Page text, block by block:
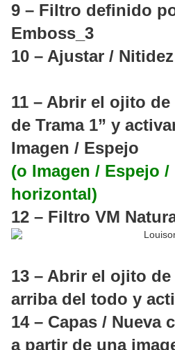
9 – Filtro definido
Emboss_3
10 – Ajustar /
11 – Abrir el ojito de
de Trama 1” y
Imagen / Espejo
(o Imagen / Espejo /
horizontal)
12 – Filtro VM
13 – Abrir el ojito de
arriba del todo y
14 – Capas / Nueva
a partir de una